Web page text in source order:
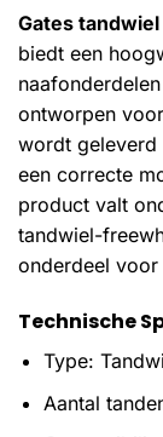
Gates
biedt een
ontworpen
wordt
een correcte
product valt
tandwiel-
onderdeel
Technische
Type:
Aantal